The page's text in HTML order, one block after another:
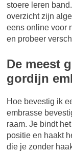
stoere leren
overzicht zijn
eens online voor
en probeer
De meest
gordijn
Hoe bevestig ik
embrasse
raam. Je bindt
positie en haakt
die je zonder